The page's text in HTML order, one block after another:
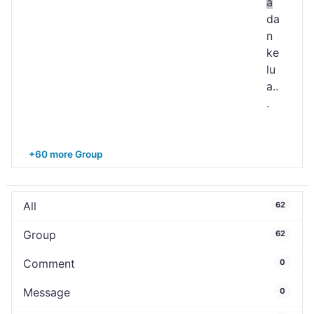
da
n
ke
lu
a..
.
+60 more Group
All 62
Group 62
Comment 0
Message 0